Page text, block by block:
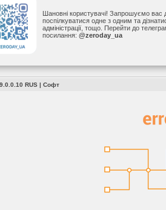
Шановні користувачі! Запрошуємо вас
поспілкуватися одне з одним та
адміністрації, тощо. Перейти до
посилання: @zeroday_ua
RUS |Софт